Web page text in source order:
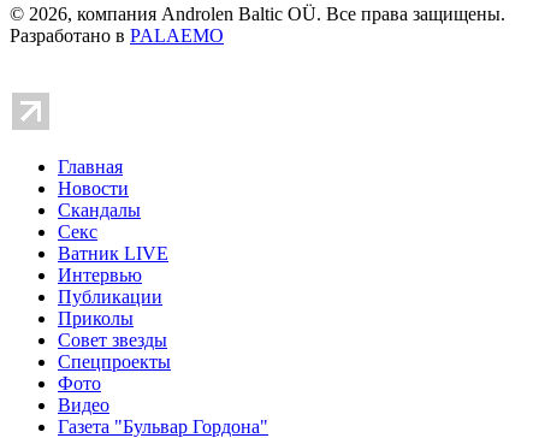
© 2026, компания Androlen Baltic OÜ. Все права защищены.
Разработано в PALAEMO
Главная
Новости
Скандалы
Секс
Ватник LIVE
Интервью
Публикации
Приколы
Совет звезды
Спецпроекты
Фото
Видео
Газета "Бульвар Гордона"